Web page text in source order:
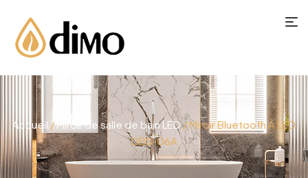
Accueil /Miroir de salle de bain LED/ Miroir Bluetooth À LED
DBS-06A